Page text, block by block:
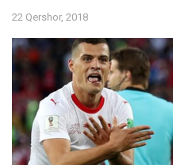
22 Qershor, 2018